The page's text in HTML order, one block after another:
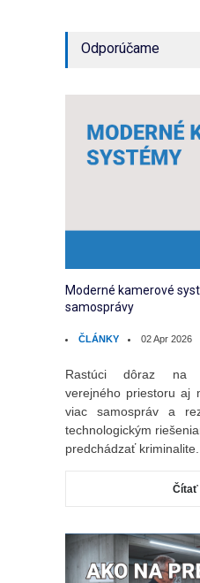
Odporúčame
Moderné kamerové
samosprávy
ČLÁNKY 02 Apr 2026
Rastúci dôraz na
verejného priestoru aj
viac samospráv a
technologickým
predchádzať kriminalite.
Čítať